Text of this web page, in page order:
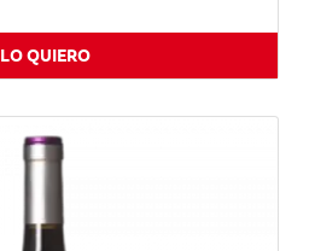
LO QUIERO